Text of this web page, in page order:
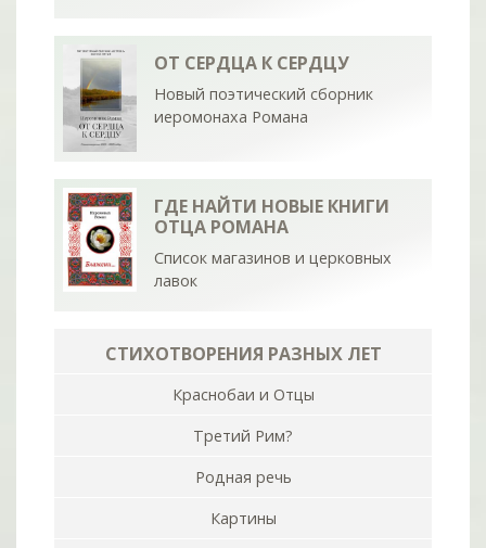
ОТ СЕРДЦА К СЕРДЦУ
Новый поэтический сборник
иеромонаха Романа
ГДЕ НАЙТИ НОВЫЕ КНИГИ
ОТЦА РОМАНА
Список магазинов и церковных
лавок
СТИХОТВОРЕНИЯ РАЗНЫХ ЛЕТ
Краснобаи и Отцы
Третий Рим?
Родная речь
Картины